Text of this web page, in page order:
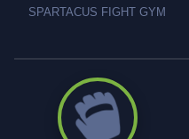
SPARTACUS FIGHT GYM